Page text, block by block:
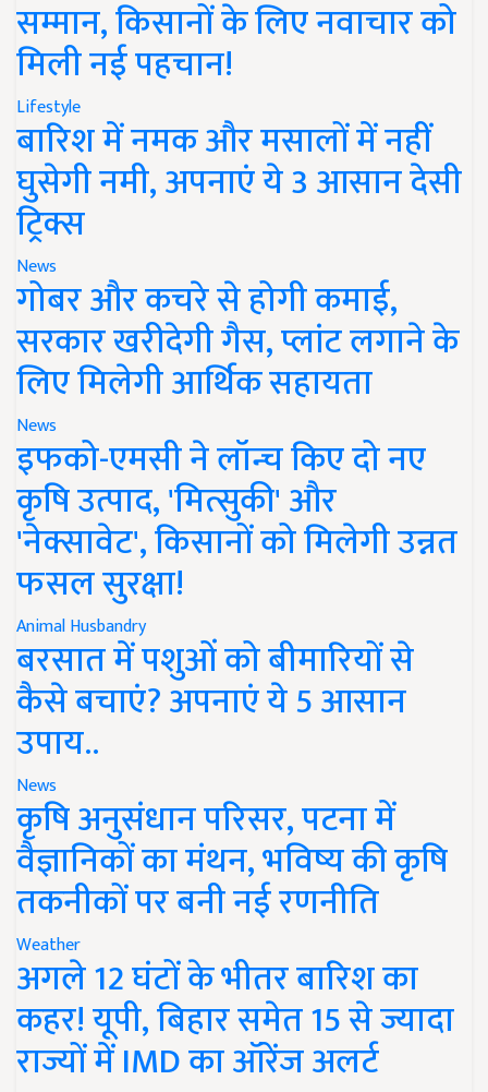
सम्मान, किसानों के लिए नवाचार को
मिली नई पहचान!
Lifestyle
बारिश में नमक और मसालों में नहीं
घुसेगी नमी, अपनाएं ये 3 आसान देसी
ट्रिक्स
News
गोबर और कचरे से होगी कमाई,
सरकार खरीदेगी गैस, प्लांट लगाने के
लिए मिलेगी आर्थिक सहायता
News
इफको-एमसी ने लॉन्च किए दो नए
कृषि उत्पाद, 'मित्सुकी' और
'नेक्सावेट', किसानों को मिलेगी उन्नत
फसल सुरक्षा!
Animal Husbandry
बरसात में पशुओं को बीमारियों से
कैसे बचाएं? अपनाएं ये 5 आसान
उपाय..
News
कृषि अनुसंधान परिसर, पटना में
वैज्ञानिकों का मंथन, भविष्य की कृषि
तकनीकों पर बनी नई रणनीति
Weather
अगले 12 घंटों के भीतर बारिश का
कहर! यूपी, बिहार समेत 15 से ज्यादा
राज्यों में IMD का ऑरेंज अलर्ट